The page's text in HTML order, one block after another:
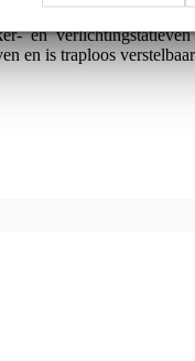
en
en is traploos